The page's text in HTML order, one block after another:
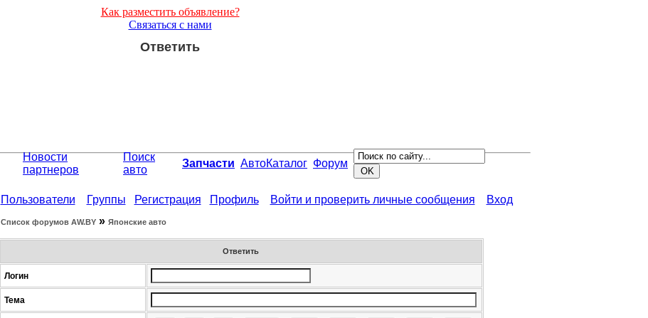
Как разместить объявление?
Связаться с нами
Ответить
Новости
партнеров
Поиск
авто
Запчасти АвтоКаталог Форум
Пользователи Группы Регистрация Профиль Войти и проверить личные сообщения Вход
Список форумов АW.BY» Японские авто
Ответить
Логин
Тема